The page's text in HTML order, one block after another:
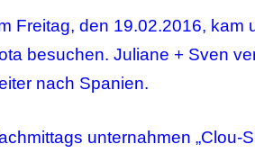
Freitag, den 19.02.2016, kam
besuchen. Juliane + Sven
nach Spanien.
unternahmen „Clou-